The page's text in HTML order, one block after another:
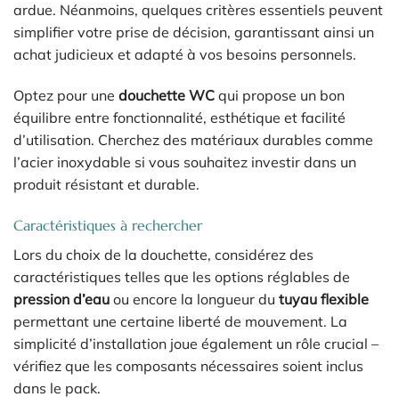
ardue. Néanmoins, quelques critères essentiels peuvent
simplifier votre prise de décision, garantissant ainsi un
achat judicieux et adapté à vos besoins personnels.
Optez pour une douchette WC qui propose un bon
équilibre entre fonctionnalité, esthétique et facilité
d’utilisation. Cherchez des matériaux durables comme
l’acier inoxydable si vous souhaitez investir dans un
produit résistant et durable.
Caractéristiques à rechercher
Lors du choix de la douchette, considérez des
caractéristiques telles que les options réglables de
pression d’eau ou encore la longueur du tuyau flexible
permettant une certaine liberté de mouvement. La
simplicité d’installation joue également un rôle crucial –
vérifiez que les composants nécessaires soient inclus
dans le pack.